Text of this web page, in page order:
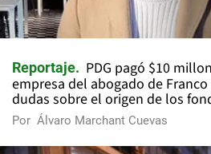
Reportaje
PDG pagó $10
empresa del abogado de
dudas sobre el origen de los
Por Álvaro Marchant Cuevas